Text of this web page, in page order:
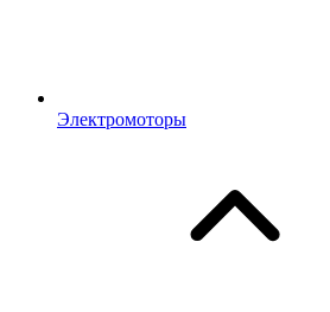
Электромоторы